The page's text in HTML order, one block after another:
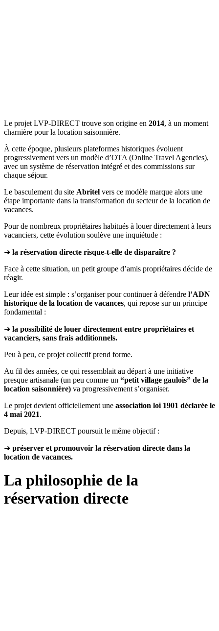
Le projet LVP-DIRECT trouve son origine en 2014, à un moment
charnière pour la location saisonnière.
À cette époque, plusieurs plateformes historiques évoluent
progressivement vers un modèle d’OTA (Online Travel Agencies),
avec un système de réservation intégré et des commissions sur
chaque séjour.
Le basculement du site Abritel vers ce modèle marque alors une
étape importante dans la transformation du secteur de la location de
vacances.
Pour de nombreux propriétaires habitués à louer directement à leurs
vacanciers, cette évolution soulève une inquiétude :
➜ la réservation directe risque-t-elle de disparaître ?
Face à cette situation, un petit groupe d’amis propriétaires décide de
réagir.
Leur idée est simple : s’organiser pour continuer à défendre l’ADN
historique de la location de vacances, qui repose sur un principe
fondamental :
➜ la possibilité de louer directement entre propriétaires et
vacanciers, sans frais additionnels.
Peu à peu, ce projet collectif prend forme.
Au fil des années, ce qui ressemblait au départ à une initiative
presque artisanale (un peu comme un “petit village gaulois” de la
location saisonnière) va progressivement s’organiser.
Le projet devient officiellement une association loi 1901 déclarée le
4 mai 2021.
Depuis, LVP-DIRECT poursuit le même objectif :
➜ préserver et promouvoir la réservation directe dans la
location de vacances.
La philosophie de la
réservation directe